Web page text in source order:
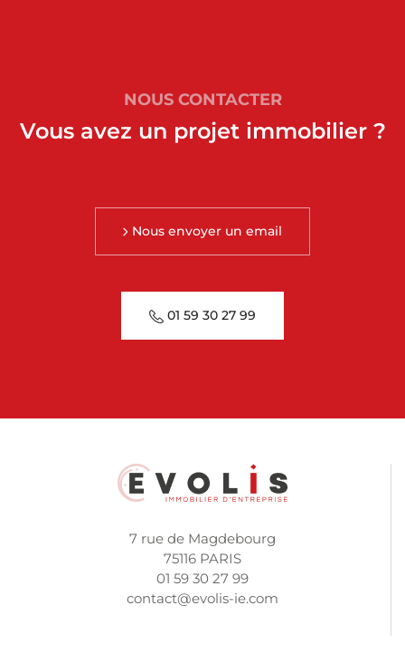
NOUS CONTACTER
Vous avez un projet immobilier ?
Nous envoyer un email
01 59 30 27 99
7 rue de Magdebourg
75116 PARIS
01 59 30 27 99
contact@evolis-ie.com